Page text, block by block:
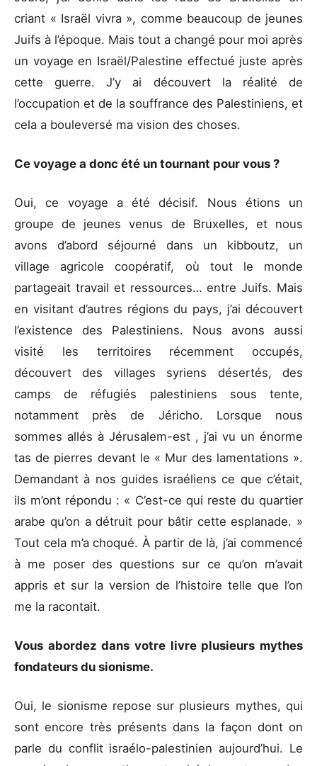
criant « Israël vivra », comme beaucoup de jeunes
Juifs à l’époque. Mais tout a changé pour moi après
un voyage en Israël/Palestine effectué juste après
cette guerre. J’y ai découvert la réalité de
l’occupation et de la souffrance des Palestiniens, et
cela a bouleversé ma vision des choses.
Ce voyage a donc été un tournant pour vous ?
Oui, ce voyage a été décisif. Nous étions un
groupe de jeunes venus de Bruxelles, et nous
avons d’abord séjourné dans un kibboutz, un
village agricole coopératif, où tout le monde
partageait travail et ressources… entre Juifs. Mais
en visitant d’autres régions du pays, j’ai découvert
l’existence des Palestiniens. Nous avons aussi
visité les territoires récemment occupés,
découvert des villages syriens désertés, des
camps de réfugiés palestiniens sous tente,
notamment près de Jéricho. Lorsque nous
sommes allés à Jérusalem-est , j’ai vu un énorme
tas de pierres devant le « Mur des lamentations ».
Demandant à nos guides israéliens ce que c’était,
ils m’ont répondu : « C’est-ce qui reste du quartier
arabe qu’on a détruit pour bâtir cette esplanade. »
Tout cela m’a choqué. À partir de là, j’ai commencé
à me poser des questions sur ce qu’on m’avait
appris et sur la version de l’histoire telle que l’on
me la racontait.
Vous abordez dans votre livre plusieurs mythes
fondateurs du sionisme.
Oui, le sionisme repose sur plusieurs mythes, qui
sont encore très présents dans la façon dont on
parle du conflit israélo-palestinien aujourd’hui. Le